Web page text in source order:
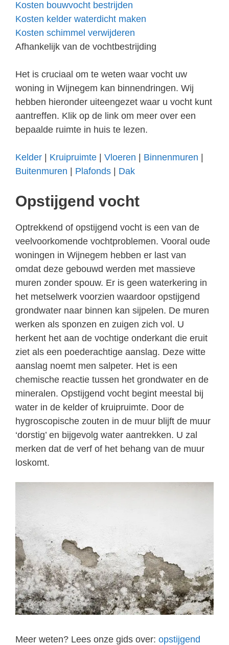
Kosten bouwvocht bestrijden
Kosten kelder waterdicht maken
Kosten schimmel verwijderen
Afhankelijk van de vochtbestrijding
Het is cruciaal om te weten waar vocht uw
woning in Wijnegem kan binnendringen. Wij
hebben hieronder uiteengezet waar u vocht kunt
aantreffen. Klik op de link om meer over een
bepaalde ruimte in huis te lezen.
Kelder Kruipruimte Vloeren Binnenmuren
Buitenmuren
Plafonds Dak
Opstijgend vocht
Optrekkend of opstijgend vocht is een van de
veelvoorkomende vochtproblemen. Vooral oude
woningen in Wijnegem hebben er last van
omdat deze gebouwd werden met massieve
muren zonder spouw. Er is geen waterkering in
het metselwerk voorzien waardoor opstijgend
grondwater naar binnen kan sijpelen. De muren
werken als sponzen en zuigen zich vol. U
herkent het aan de vochtige onderkant die eruit
ziet als een poederachtige aanslag. Deze witte
aanslag noemt men salpeter. Het is een
chemische reactie tussen het grondwater en de
mineralen. Opstijgend vocht begint meestal bij
water in de kelder of kruipruimte. Door de
hygroscopische zouten in de muur blijft de muur
‘dorstig’ en bijgevolg water aantrekken. U zal
merken dat de verf of het behang van de muur
loskomt.
Meer weten? Lees onze gids over: opstijgend